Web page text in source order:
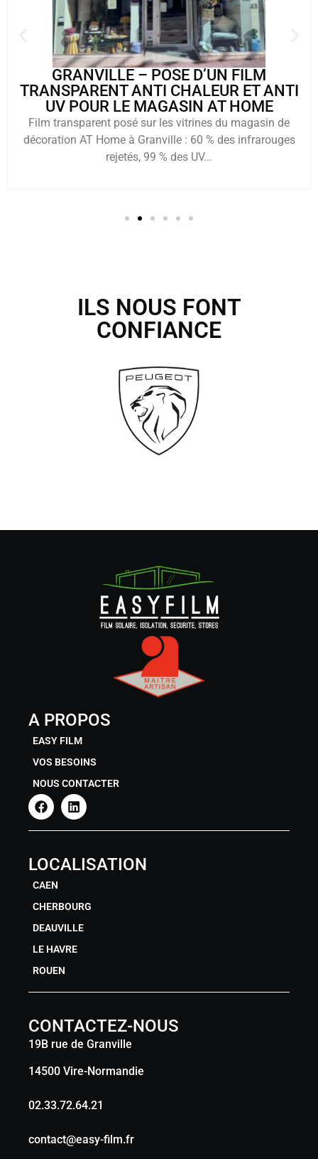
GRANVILLE – POSE D’UN FILM
TRANSPARENT ANTI CHALEUR ET ANTI
UV POUR LE MAGASIN AT HOME
Film transparent posé sur les vitrines du magasin de
décoration AT Home à Granville : 60 % des infrarouges
rejetés, 99 % des UV...
ILS NOUS FONT
CONFIANCE
A PROPOS
EASY FILM
VOS BESOINS
NOUS CONTACTER
LOCALISATION
CAEN
CHERBOURG
DEAUVILLE
LE HAVRE
ROUEN
CONTACTEZ-NOUS
19B rue de Granville
14500 Vire-Normandie
02.33.72.64.21
contact@easy-film.fr